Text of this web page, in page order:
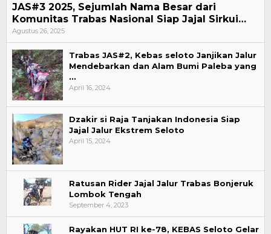
JAS#3 2025, Sejumlah Nama Besar dari
Komunitas Trabas Nasional Siap Jajal Sirkui…
Agustus 26, 2025
Trabas JAS#2, Kebas seloto Janjikan Jalur
Mendebarkan dan Alam Bumi Paleba yang
…
April 16, 2024
Dzakir si Raja Tanjakan Indonesia Siap
Jajal Jalur Ekstrem Seloto
April 15, 2024
Ratusan Rider Jajal Jalur Trabas Bonjeruk
Lombok Tengah
September 4, 2023
Rayakan HUT RI ke-78, KEBAS Seloto Gelar